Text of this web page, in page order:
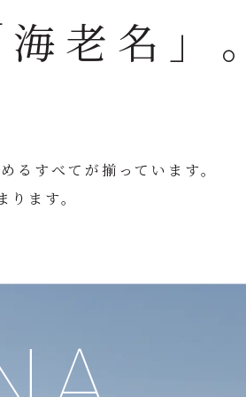
老名」
るすべてが揃っています。
ます。